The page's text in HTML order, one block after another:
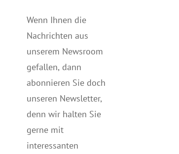
Wenn Ihnen die
Nachrichten aus
unserem Newsroom
gefallen, dann
abonnieren Sie doch
unseren Newsletter,
denn wir halten Sie
gerne mit
interessanten